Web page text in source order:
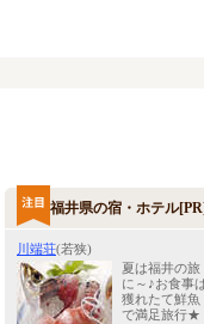
福井県の宿・ホテル
川端荘(若狭)
夏は福井の旅
に～♪お食事
獲れたて鮮魚
で満足旅行★